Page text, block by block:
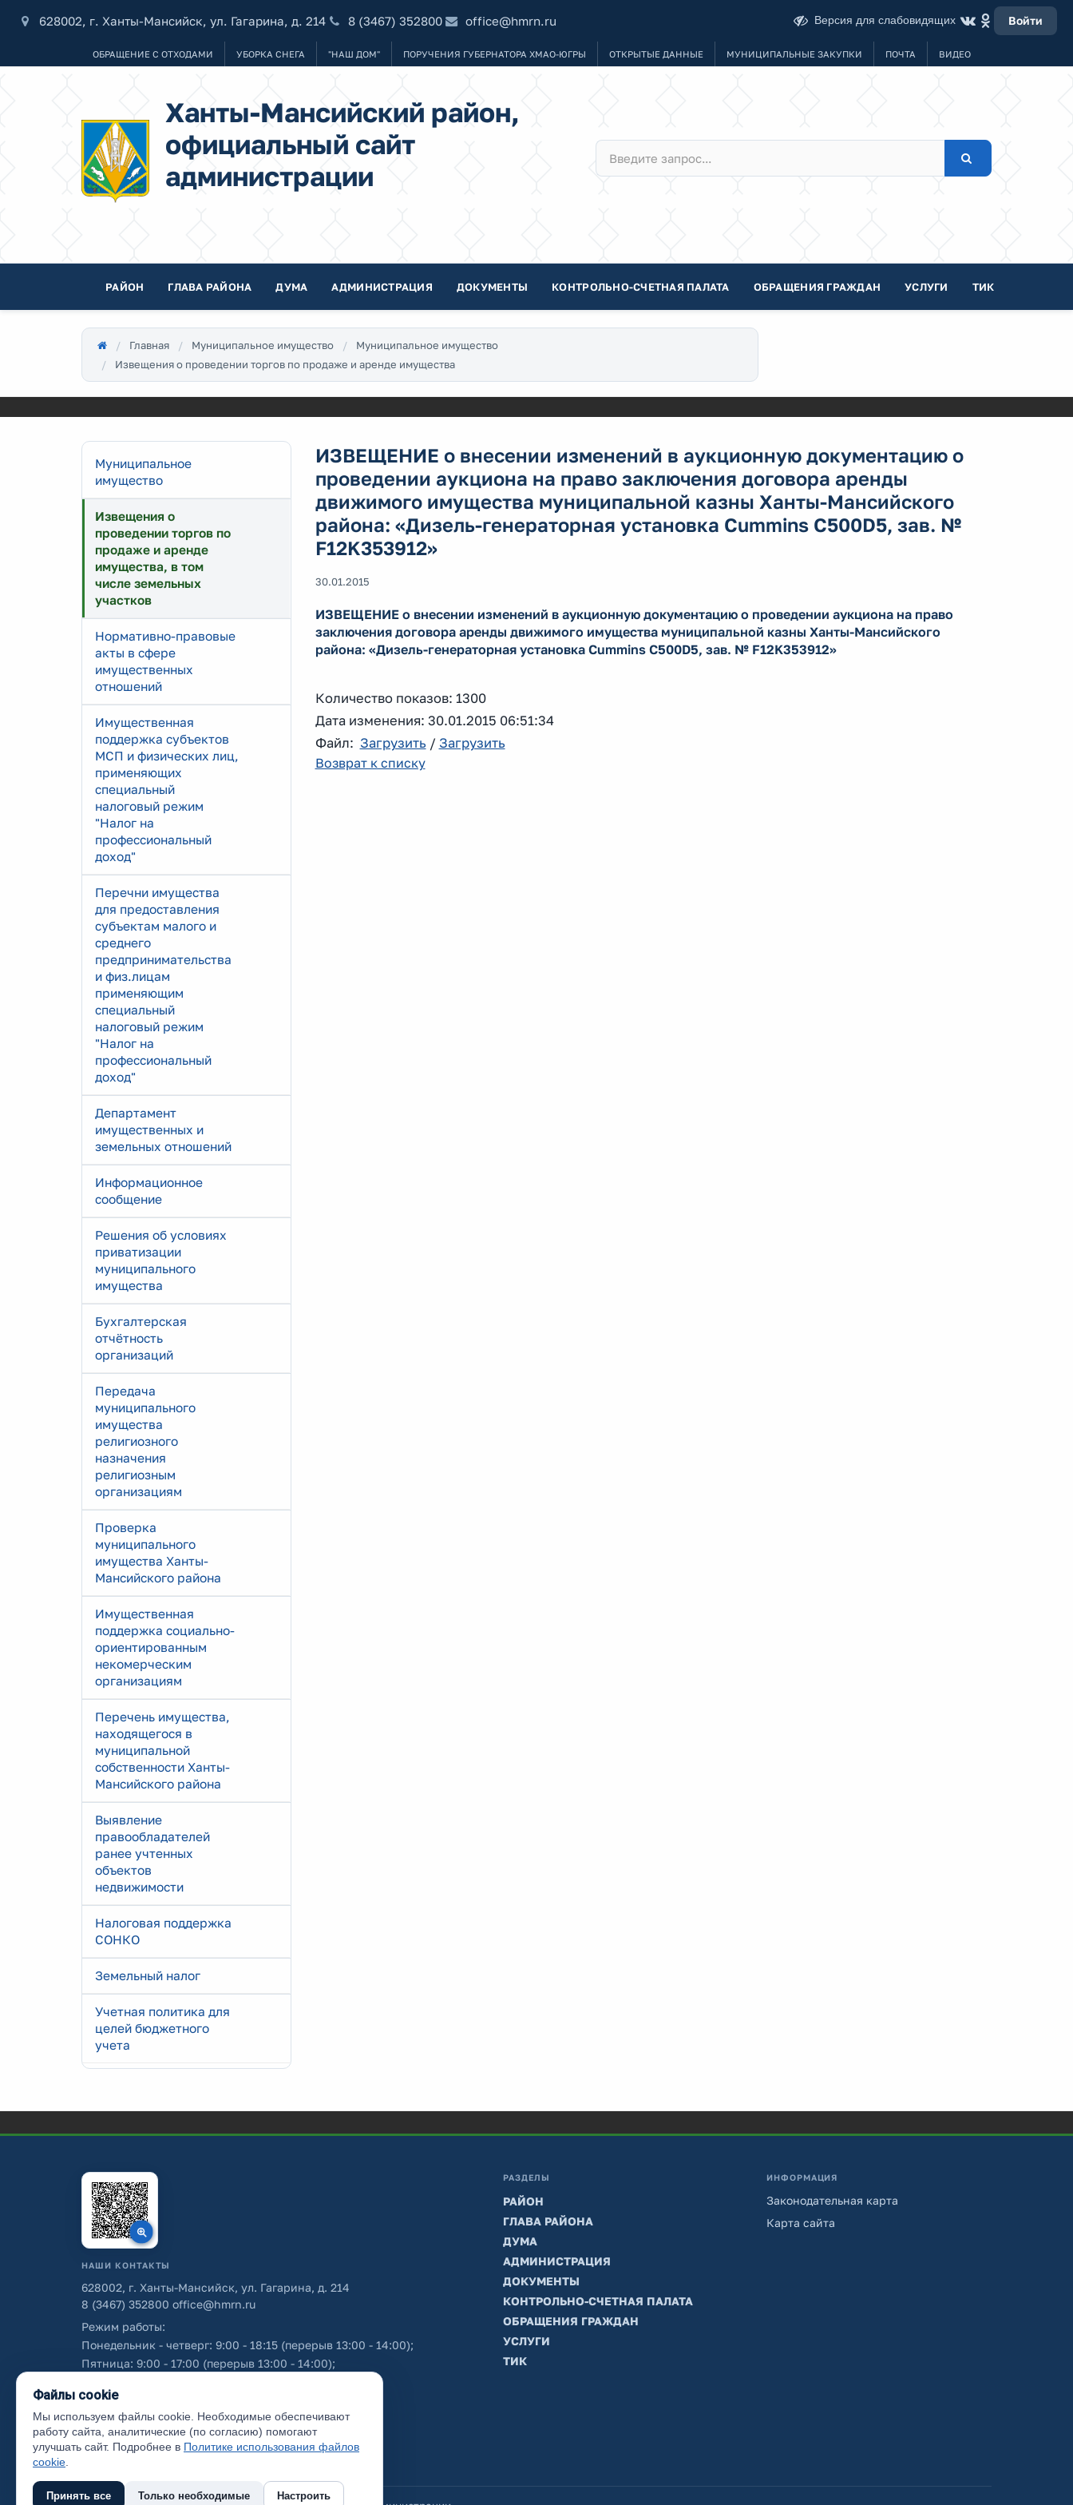
628002, г. Ханты-Мансийск, ул. Гагарина, д. 214 8 (3467) 352800 office@hmrn.ru Версия для слабовидящих Войти
ОБРАЩЕНИЕ С ОТХОДАМИ УБОРКА СНЕГА "НАШ ДОМ" ПОРУЧЕНИЯ ГУБЕРНАТОРА ХМАО-ЮГРЫ ОТКРЫТЫЕ ДАННЫЕ МУНИЦИПАЛЬНЫЕ ЗАКУПКИ ПОЧТА ВИДЕО
Ханты-Мансийский район,
официальный сайт
администрации
РАЙОН ГЛАВА РАЙОНА ДУМА АДМИНИСТРАЦИЯ ДОКУМЕНТЫ КОНТРОЛЬНО-СЧЕТНАЯ ПАЛАТА ОБРАЩЕНИЯ ГРАЖДАН УСЛУГИ ТИК
Главная Муниципальное имущество
Муниципальное имущество
Извещения о проведении торгов по продаже и аренде имущества
Муниципальное
имущество
Извещения о
проведении торгов по
продаже и аренде
имущества, в том
числе земельных
участков
Нормативно-правовые
акты в сфере
имущественных
отношений
Имущественная
поддержка субъектов
МСП и физических лиц,
применяющих
специальный
налоговый режим
"Налог на
профессиональный
доход"
Перечни имущества
для предоставления
субъектам малого и
среднего
предпринимательства
и физ.лицам
применяющим
специальный
налоговый режим
"Налог на
профессиональный
доход"
Департамент
имущественных и
земельных отношений
Информационное
сообщение
Решения об условиях
приватизации
муниципального
имущества
Бухгалтерская
отчётность
организаций
Передача
муниципального
имущества
религиозного
назначения
религиозным
организациям
Проверка
муниципального
имущества Ханты-
Мансийского района
Имущественная
поддержка социально-
ориентированным
некомерческим
организациям
Перечень имущества,
находящегося в
муниципальной
собственности Ханты-
Мансийского района
Выявление
правообладателей
ранее учтенных
объектов
недвижимости
Налоговая поддержка
СОНКО
Земельный налог
Учетная политика для
целей бюджетного
учета
ИЗВЕЩЕНИЕ о внесении изменений в аукционную документацию о
проведении аукциона на право заключения договора аренды
движимого имущества муниципальной казны Ханты-Мансийского
района: «Дизель-генераторная установка Сummins С500D5, зав. №
F12K353912»
30.01.2015
ИЗВЕЩЕНИЕ о внесении изменений в аукционную документацию о проведении аукциона на право
заключения договора аренды движимого имущества муниципальной казны Ханты-Мансийского
района: «Дизель-генераторная установка Сummins С500D5, зав. № F12K353912»
Количество показов: 1300
Дата изменения: 30.01.2015 06:51:34
Файл: Загрузить / Загрузить
Возврат к списку
НАШИ КОНТАКТЫ
628002, г. Ханты-Мансийск, ул. Гагарина, д. 214
8 (3467) 352800 office@hmrn.ru
Режим работы:
Понедельник - четверг: 9:00 - 18:15 (перерыв 13:00 - 14:00);
Пятница: 9:00 - 17:00 (перерыв 13:00 - 14:00);
Об использовании персональных данных
РАЗДЕЛЫ
РАЙОН
ГЛАВА РАЙОНА
ДУМА
АДМИНИСТРАЦИЯ
ДОКУМЕНТЫ
КОНТРОЛЬНО-СЧЕТНАЯ ПАЛАТА
ОБРАЩЕНИЯ ГРАЖДАН
УСЛУГИ
ТИК
ИНФОРМАЦИЯ
Законодательная карта
Карта сайта
Файлы cookie
Мы используем файлы cookie. Необходимые обеспечивают
работу сайта, аналитические (по согласию) помогают
улучшать сайт. Подробнее в Политике использования файлов
cookie
Принять все Только необходимые Настроить